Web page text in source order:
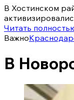
В Хостинском
Читать
Важно
В